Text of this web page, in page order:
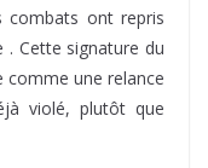
combats ont repris
. Cette signature du
comme une relance
violé, plutôt que